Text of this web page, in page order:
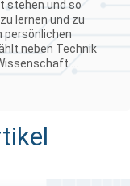
stehen und so
lernen und zu
persönlichen
neben Technik